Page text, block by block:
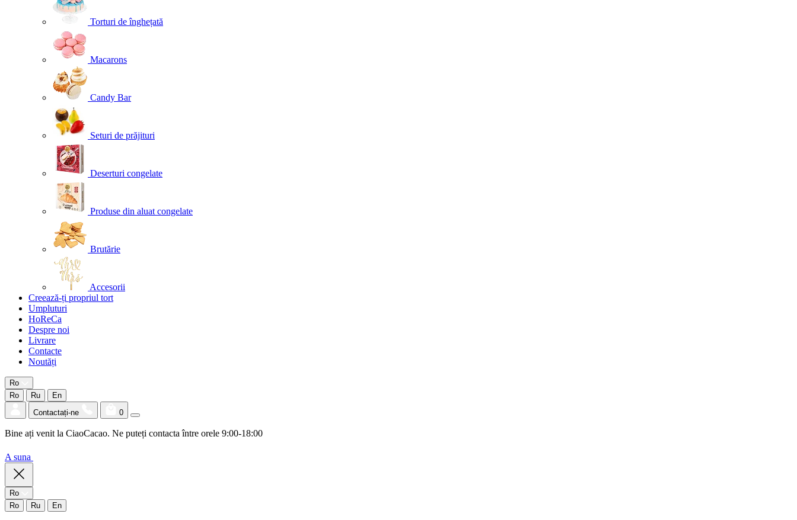
Torturi de înghețată
Macarons
Candy Bar
Seturi de prăjituri
Deserturi congelate
Produse din aluat congelate
Brutărie
Accesorii
Creează-ți propriul tort
Umpluturi
HoReCa
Despre noi
Livrare
Contacte
Noutăți
Ro
Ro
Ru
En
Contactați-ne
0
Bine ați venit la CiaoCacao. Ne puteți contacta între orele 9:00-18:00
A suna
Ro
Ro
Ru En